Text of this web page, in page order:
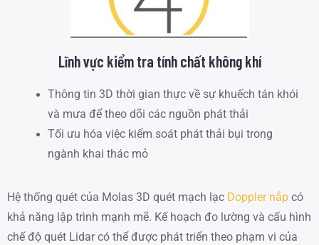
Lĩnh vực kiểm tra tính chất không khí
Thông tin 3D thời gian thực về sự khuếch tán khói
và mưa để theo dõi các nguồn phát thải
Tối ưu hóa việc kiểm soát phát thải bụi trong
ngành khai thác mỏ
Hệ thống quét của Molas 3D quét mạch lạc Doppler nắp có
khả năng lập trình mạnh mẽ. Kế hoạch đo lường và cấu hình
chế độ quét Lidar có thể được phát triển theo phạm vi của